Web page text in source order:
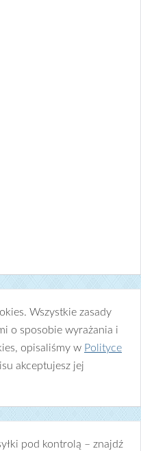
Wszystkie zasady
o sposobie wyrażania i
opisaliśmy w Polityce
akceptujesz jej
pod kontrolą – znajdź